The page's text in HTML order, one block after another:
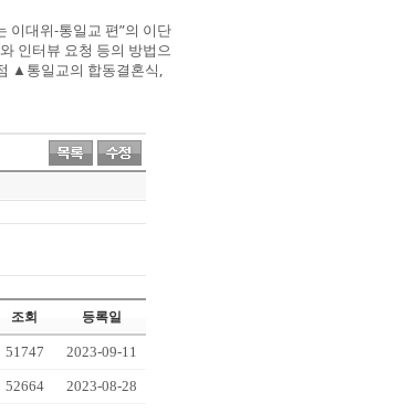
이대위-통일교 편”의 이단
인터뷰 요청 등의 방법으
▲통일교의 합동결혼식,
조회 등록일
51747 2023-09-11
52664 2023-08-28